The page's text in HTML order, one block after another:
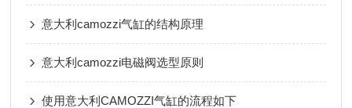
意大利camozzi气缸的结构原理
意大利camozzi电磁阀选型原则
使用意大利CAMOZZI气缸的流程如下